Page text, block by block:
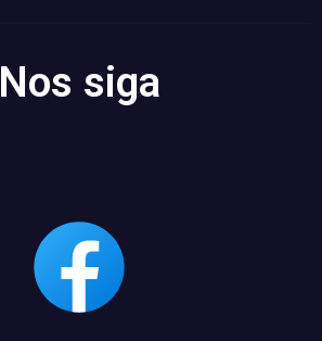
Nos siga